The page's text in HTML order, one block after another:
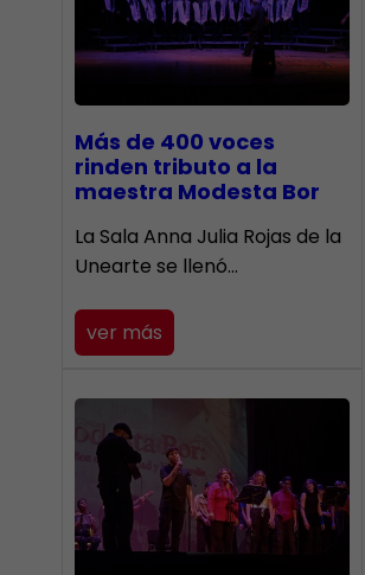
Más de 400 voces
rinden tributo a la
maestra Modesta Bor
​La Sala Anna Julia Rojas de la
Unearte se llenó…
ver más